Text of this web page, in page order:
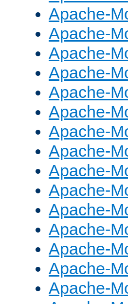
Apache-
Apache-
Apache-
Apache-
Apache-
Apache-
Apache-
Apache-
Apache-
Apache-
Apache-
Apache-
Apache-
Apache-
Apache-